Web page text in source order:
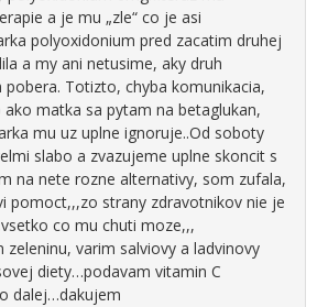
a je mu „zle“ co je asi
polyoxidonium pred zacatim druhej
a my ani netusime, aky druh
Totizto, chyba komunikacia,
matka sa pytam na betaglukan,
mu uz uplne ignoruje..Od soboty
slabo a zvazujeme uplne skoncit s
na nete rozne alternativy, som zufala,
pomoct,,,zo strany zdravotnikov nie je
co mu chuti moze,,,
varim salviovy a ladvinovy
diety…podavam vitamin C
dalej…dakujem